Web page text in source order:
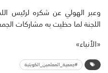
وعبر الهولي عن شكره لرئيس
اللجنة لما حظيت به مشاركات
«الأنباء»
#جمعية_المعلمين_الكويتية